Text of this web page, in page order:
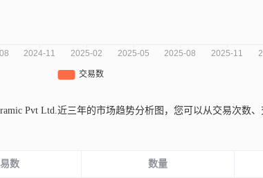
Pvt Ltd.近三年的市场趋势分析图，您可以从交易次数
数 数量